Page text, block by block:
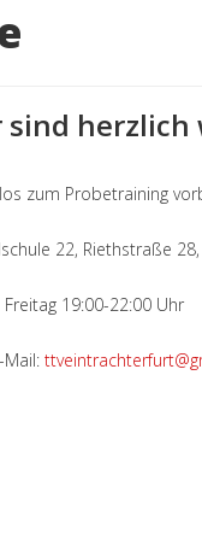
zum Probetraining
22, Riethstraße
19:00-22:00 Uhr
Mail: